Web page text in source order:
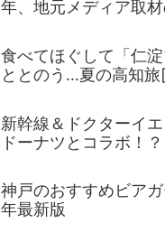
年、地元メディア取
食べてほぐして「仁
ととのう…夏の高知
新幹線＆ドクターイ
ドーナツとコラボ！
神戸のおすすめビア
年最新版